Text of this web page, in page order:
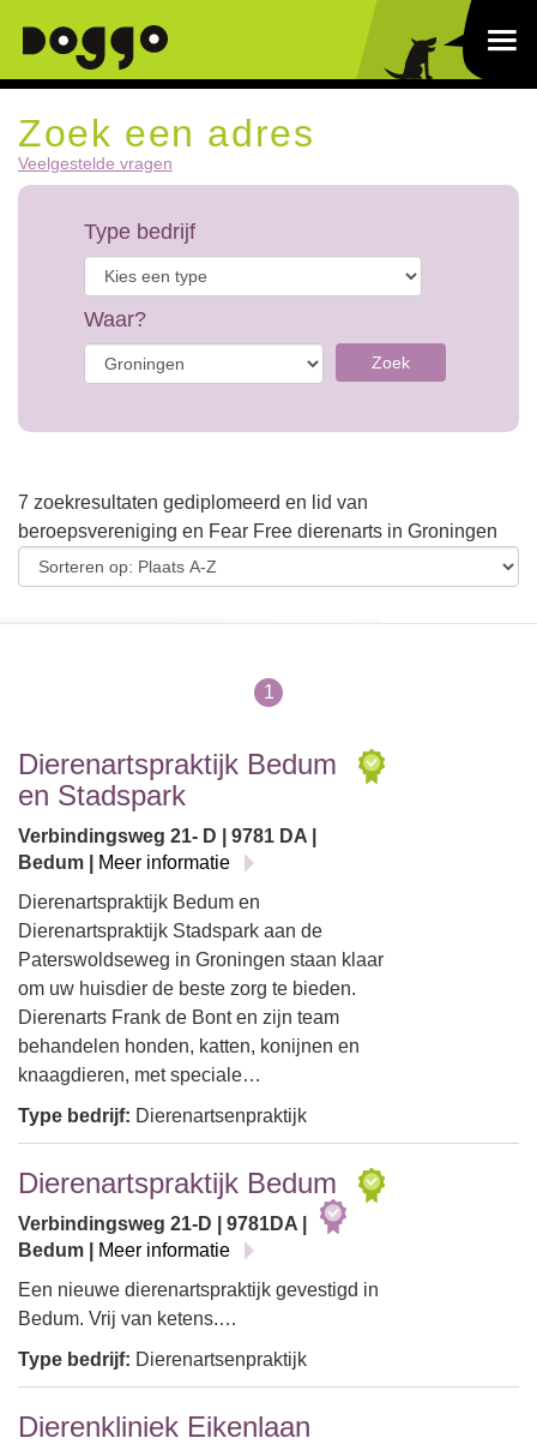
Zoek een adres
Veelgestelde vragen
Type bedrijf
Waar?
Zoek
7 zoekresultaten gediplomeerd en lid van
beroepsvereniging en Fear Free dierenarts in Groningen
1
Dierenartspraktijk Bedum
en Stadspark
Verbindingsweg 21- D | 9781 DA |
Bedum |
Meer informatie
Dierenartspraktijk Bedum en
Dierenartspraktijk Stadspark aan de
Paterswoldseweg in Groningen staan klaar
om uw huisdier de beste zorg te bieden.
Dierenarts Frank de Bont en zijn team
behandelen honden, katten, konijnen en
knaagdieren, met speciale…
Type bedrijf: Dierenartsenpraktijk
Dierenartspraktijk Bedum
Verbindingsweg 21-D | 9781DA |
Bedum |
Meer informatie
Een nieuwe dierenartspraktijk gevestigd in
Bedum. Vrij van ketens.…
Type bedrijf: Dierenartsenpraktijk
Dierenkliniek Eikenlaan